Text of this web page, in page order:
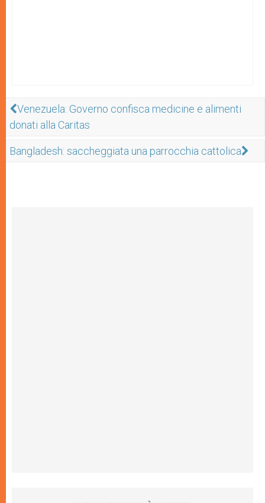
Venezuela: Governo confisca medicine e alimenti
donati alla Caritas
Bangladesh: saccheggiata una parrocchia cattolica